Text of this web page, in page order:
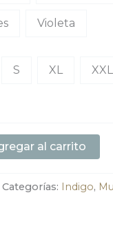
Violeta
S XL XXL
al carrito
Categorías: Indigo,